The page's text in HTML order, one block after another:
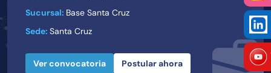
Sucursal: Base Santa Cruz
Sede: Santa Cruz
Ver convocatoria Postular ahora
Laboratorio de Genética Diagnóstico Molecular y Análisis